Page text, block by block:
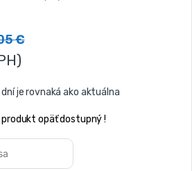
€
je rovnaká ako aktuálna
opäť dostupný !